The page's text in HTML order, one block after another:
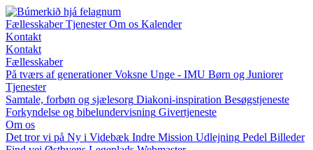
FællesskaberTjenesterOm os Kalender
Kontakt
Kontakt
Fællesskaber
På tværs af generationer Voksne Unge - IMU Børn og Juniorer
Tjenester
Samtale, forbøn og sjælesorg Diakoni-inspiration Besøgstjeneste
Forkyndelse og bibelundervisning Givertjeneste
Om os
Det tror vi på Ny i Videbæk Indre Mission Udlejning Pedel Billeder